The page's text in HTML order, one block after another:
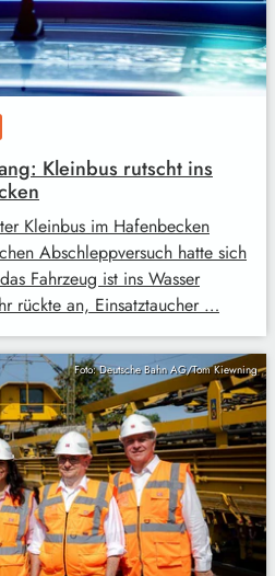
Kleinbus rutscht ins
Kleinbus im Hafenbecken
Abschleppversuch hatte sich
Fahrzeug ist ins Wasser
rückte an, Einsatztaucher …
Foto: Deutsche Bahn AG/Tom Kiewning